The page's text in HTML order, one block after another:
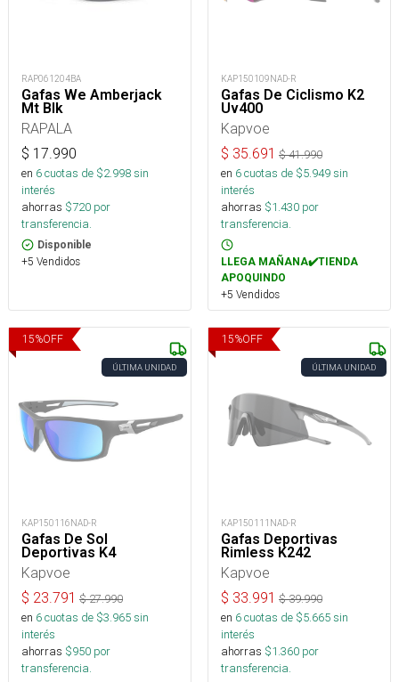
RAP061204BA
Gafas We Amberjack
Mt Blk
RAPALA
$ 17.990
en 6cuotas de $2.998sin
interés
ahorras $720 por
transferencia.
Disponible
+5 Vendidos
KAP150109NAD-R
Gafas De Ciclismo K2
Uv400
Kapvoe
$ 35.691 $41.990
en 6cuotas de $5.949sin
interés
ahorras $1.430 por
transferencia.
LLEGA MAÑANA✔️TIENDA
APOQUINDO
+5 Vendidos
15%OFF
ÚLTIMA UNIDAD
KAP150116NAD-R
Gafas De Sol
Deportivas K4
Kapvoe
$ 23.791 $27.990
en 6cuotas de $3.965sin
interés
ahorras $950 por
transferencia.
15%OFF
ÚLTIMA UNIDAD
KAP150111NAD-R
Gafas Deportivas
Rimless K242
Kapvoe
$ 33.991 $39.990
en 6cuotas de $5.665sin
interés
ahorras $1.360 por
transferencia.